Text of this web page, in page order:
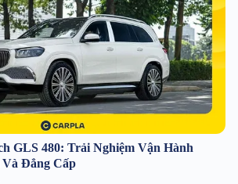
GLS 480: Trải Nghiệm Vận Hành
Đẳng Cấp